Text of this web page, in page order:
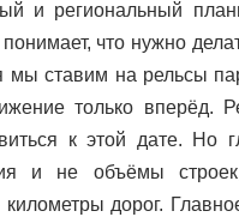
и региональный
понимает, что нужно
мы ставим на рельсы
только вперёд.
к этой дате. Но
и не объёмы
дорог.